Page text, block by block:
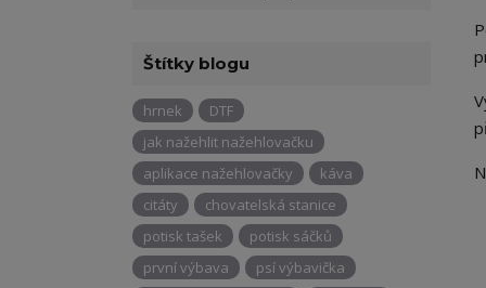
Štítky blogu
hrnek
DTF
jak nažehlit nažehlovačku
aplikace nažehlovačky
káva
citáty
chovatelská stanice
potisk tašek
potisk sáčků
první výbava
psí výbavička